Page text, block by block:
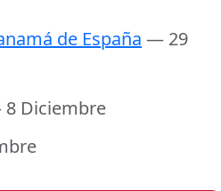
de España — 29
Diciembre